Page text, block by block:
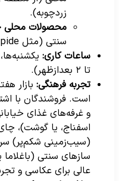
زردچوبه).
محصولات محلی
سنتی (مثل pide و simit)، و ترشی‌های خانگی.
ساعات کاری:
تا ۲ بعدازظهر).
تجربه فرهنگی:بازار
است. فروشندگان با
و غرفه‌های غذای
اسفناج، یا گوشت)، چای
(سیب‌زمینی شکم‌پر) سرو
سازهای سنتی (باغلاما
عالی برای عکاسی و